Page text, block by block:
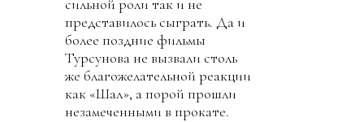
сильной роли так и не
представилось сыграть. Да и
более поздние фильмы
Турсунова не вызвали столь
же благожелательной реакции
как «Шал», а порой прошли
незамеченными в прокате.